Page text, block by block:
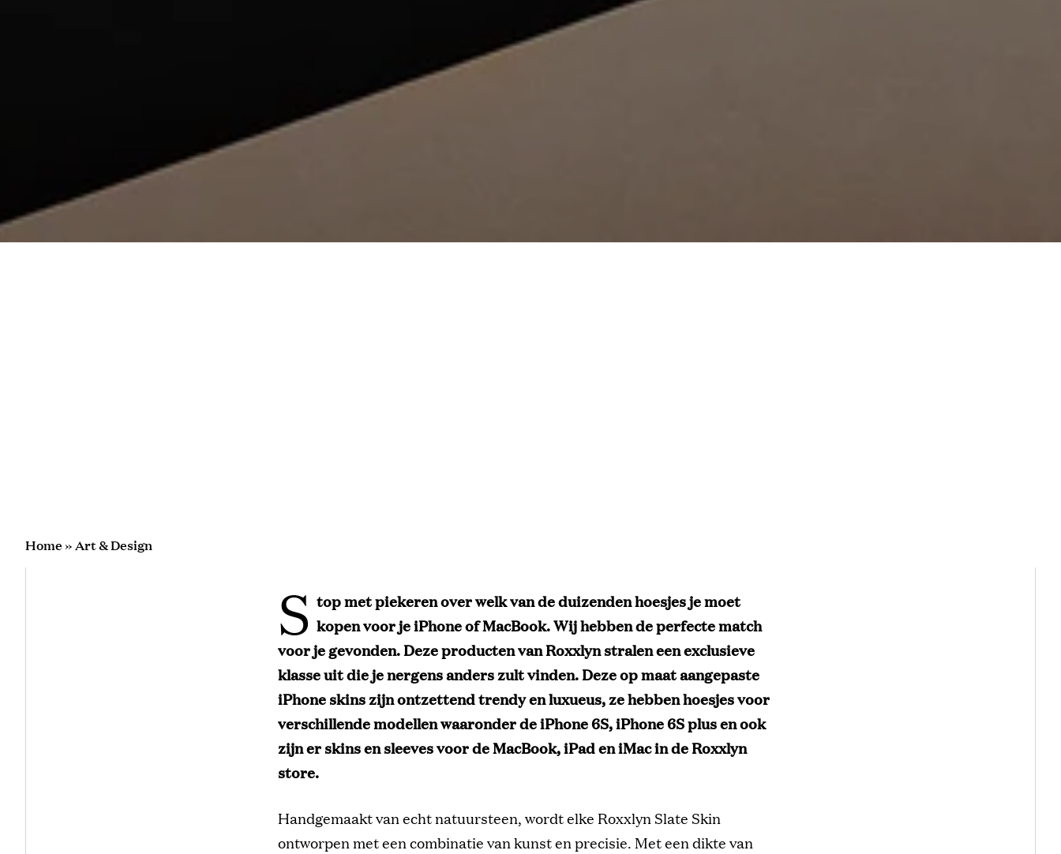
Home»Art & Design
S top met piekeren over welk van de duizenden hoesjes je moet
kopen voor je iPhone of MacBook. Wij hebben de perfecte match
voor je gevonden. Deze producten van Roxxlyn stralen een exclusieve
klasse uit die je nergens anders zult vinden. Deze op maat aangepaste
iPhone skins zijn ontzettend trendy en luxueus, ze hebben hoesjes voor
verschillende modellen waaronder de iPhone 6S, iPhone 6S plus en ook
zijn er skins en sleeves voor de MacBook, iPad en iMac in de Roxxlyn
store.
Handgemaakt van echt natuursteen, wordt elke Roxxlyn Slate Skin
ontworpen met een combinatie van kunst en precisie. Met een dikte van